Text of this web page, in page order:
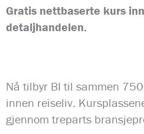
Gratis nettbaserte kurs
detaljhandelen.
Nå tilbyr BI til sammen
innen reiseliv.
gjennom treparts